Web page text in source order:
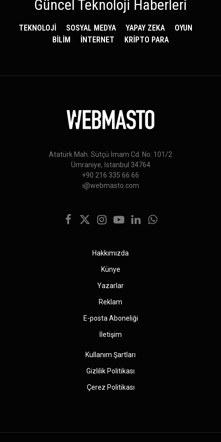
Güncel Teknoloji Haberleri
TEKNOLOJİ SOSYAL MEDYA YAPAY ZEKA
OYUN
BİLİM
İNTERNET KRİPTO PARA
Atatürk Mah. Sütçü İmam Cd. No: 101/2
Ümraniye, İstanbul 34764
+90 216 335 66 66
i@webmasto.com
Facebook
X
Instagram
YouTubeLinkedInWhatsApp
Hakkımızda
Künye
Yazarlar
Reklam
E-posta Aboneliği
İletişim
Kullanım Şartları
Gizlilik Politikası
Çerez Politikası